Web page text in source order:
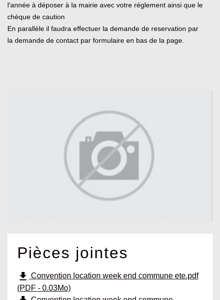
l'année à déposer à la mairie avec votre réglement ainsi que le
chèque de caution
En parallèle il faudra effectuer la demande de reservation par
la demande de contact par formulaire en bas de la page.
Pièces jointes
file_download Convention location week end commune ete.pdf
(PDF - 0.03Mo)